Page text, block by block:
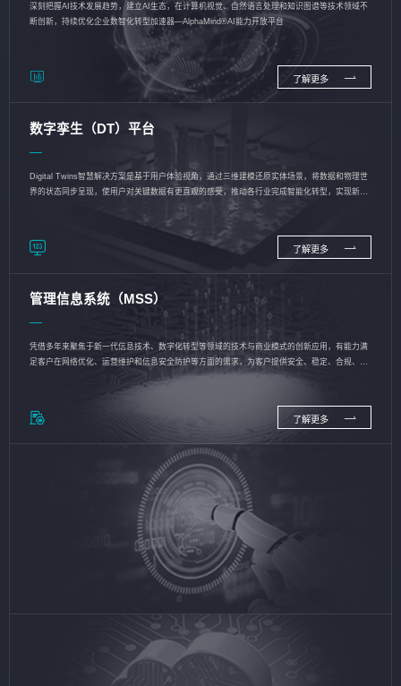
深刻把握AI技术发展趋势，建立AI生态，在计算机视觉、自然语言处理和知识图谱等技术领域不
断创新，持续优化企业数智化转型加速器—AlphaMind®AI能力开放平台
了解更多
数字孪生（DT）平台
Digital Twins智慧解决方案是基于用户体验视角，通过三维建模还原实体场景，将数据和物理世
界的状态同步呈现，使用户对关键数据有更直观的感受，推动各行业完成智能化转型，实现新旧
了解更多
管理信息系统（MSS）
凭借多年来聚焦于新一代信息技术、数字化转型等领域的技术与商业模式的创新应用，有能力满
足客户在网络优化、运营维护和信息安全防护等方面的需求，为客户提供安全、稳定、合规、持
了解更多